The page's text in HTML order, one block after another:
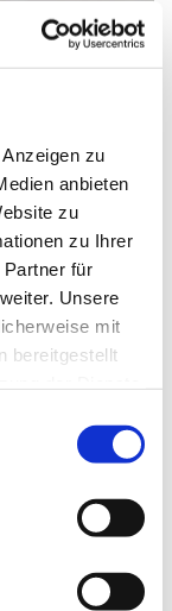
zu
anbieten
zu
zu Ihrer
für
Unsere
mit
bereitgestellt
Uhr